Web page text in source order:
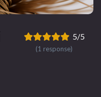
5/5
(1 response)